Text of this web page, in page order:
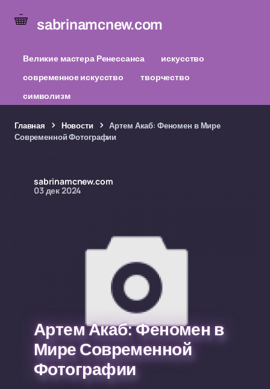
sabrinamcnew.com
Великие мастера Ренессанса
искусство
современное искусство
творчество
символизм
Главная Новости
Артем Акаб: Феномен в Мире
Современной Фотографии
sabrinamcnew.com
03 дек 2024
Артем Акаб: Феномен в
Мире Современной
Фотографии